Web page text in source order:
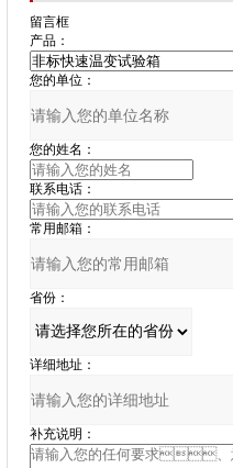
留言框
产品：
您的单位：
您的姓名：
联系电话：
常用邮箱：
省份：
详细地址：
补充说明：